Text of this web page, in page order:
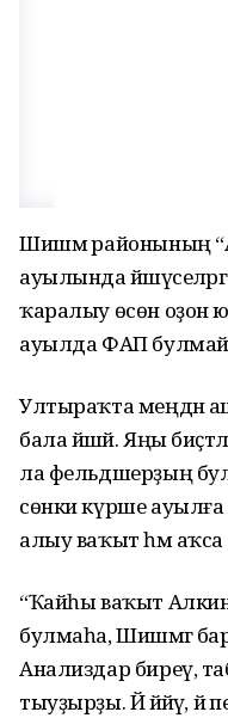
Шишмә районының
ауылында
ҡаралыу өсөн оҙон
ауылда ФАП
Ултыраҡта меңдән
бала йәшәй. Яңы
ла фельдшерҙың
сөнки күрше
алыу ваҡыт һәм аҡса
“Ҡайһы ваҡыт
булмаһа, Шишмәгә
Анализдар биреү,
тыуҙырҙы. Йә йәйәү,